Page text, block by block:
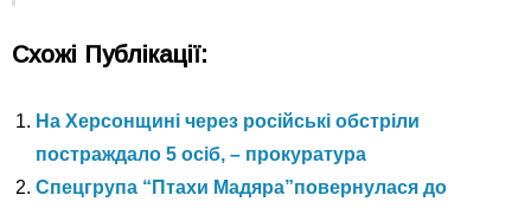
Схожі Публікації:
На Херсонщині через російські обстріли
постраждало 5 осіб, – прокуратура
Спецгрупа “Птахи Мадяра”повернулася до